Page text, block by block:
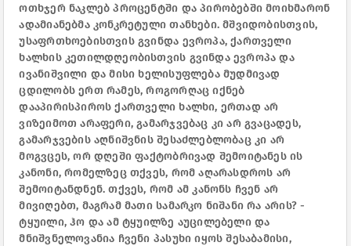
ოთხჯერ ნაკლებ პროცენტში და პირობებში მოიხმარონ
ადამიანებმა კონკრეტული თანხები. მშვიდობისთვის,
უსაფრთხოებისთვის გვინდა ევროპა, ქართველი
ხალხის კეთილდღეობისთვის გვინდა ევროპა და
ივანიშვილი და მისი ხელისუფლება მუდმივად
ცდილობს ერთ რამეს, როგორღაც იქნებ
დააპირისპიროს ქართველი ხალხი, ერთად არ
ვიზეიმოთ არაფერი, გამარჯვებაც კი არ გვაცადეს,
გამარჯვების აღნიშვნის შესაძლებლობაც კი არ
მოგვცეს, ორ დღეში ფაქტობრივად შემოიტანეს ის
კანონი, რომელზეც თქვეს, რომ აღარასდროს არ
შემოიტანდნენ. თქვეს, რომ ამ კანონს ჩვენ არ
მივიღებთ, მაგრამ მათი სამარკო ნიშანი რა არის? -
ტყუილი, ჰო და ამ ტყუილზე აუცილებელი და
მნიშვნელოვანია ჩვენი პასუხი იყოს შესაბამისი,